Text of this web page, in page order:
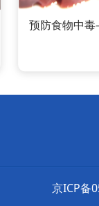
预防食物中
京ICP备